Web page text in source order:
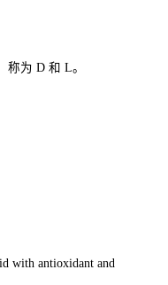
称为 D 和 L。
with antioxidant and